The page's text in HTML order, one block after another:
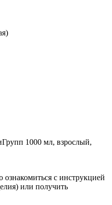
1000 мл, взрослый,
с инструкцией
или получить